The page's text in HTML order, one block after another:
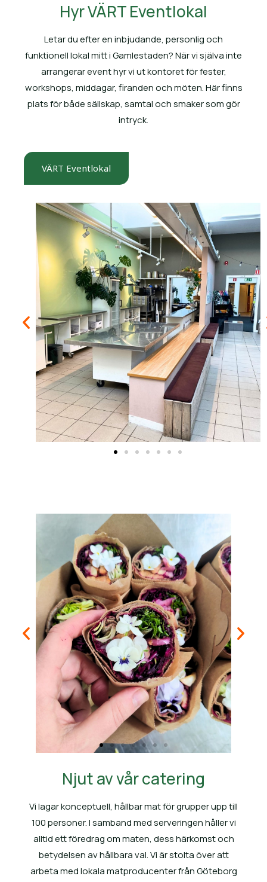
Hyr VÄRT Eventlokal
Letar du efter en inbjudande, personlig och
funktionell lokal mitt i Gamlestaden? När vi själva inte
arrangerar event hyr vi ut kontoret för fester,
workshops, middagar, firanden och möten. Här finns
plats för både sällskap, samtal och smaker som gör
intryck.
VÄRT Eventlokal
Njut av vår catering
Vi lagar konceptuell, hållbar mat för grupper upp till
100 personer. I samband med serveringen håller vi
alltid ett föredrag om maten, dess härkomst och
betydelsen av hållbara val. Vi är stolta över att
arbeta med lokala matproducenter från Göteborg